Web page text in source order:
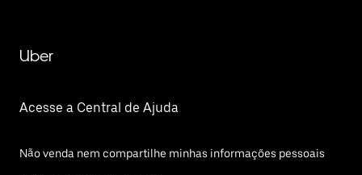
Uber
Acesse a Central de Ajuda
Não venda nem compartilhe minhas informações pessoais